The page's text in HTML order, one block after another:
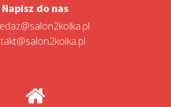
Napisz do nas